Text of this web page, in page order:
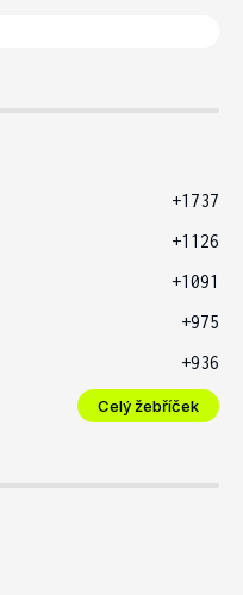
+1737
+1126
+1091
+975
+936
Celý žebříček